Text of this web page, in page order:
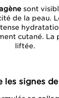
sont
de la peau.
cutané. La
liftée.
les signes